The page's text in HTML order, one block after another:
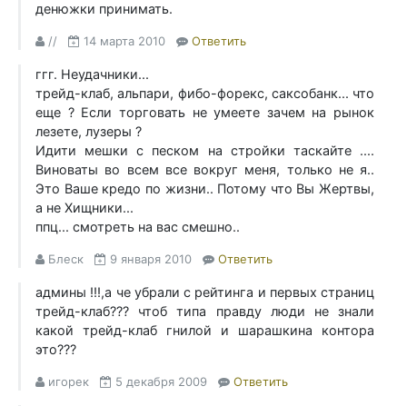
денюжки принимать.
// 14 марта 2010 Ответить
ггг. Неудачники...
трейд-клаб, альпари, фибо-форекс, саксобанк... что
еще ? Если торговать не умеете зачем на рынок
лезете, лузеры ?
Идити мешки с песком на стройки таскайте ....
Виноваты во всем все вокруг меня, только не я..
Это Ваше кредо по жизни.. Потому что Вы Жертвы,
а не Хищники...
ппц... смотреть на вас смешно..
Блеск 9 января 2010 Ответить
админы !!!,а че убрали с рейтинга и первых страниц
трейд-клаб??? чтоб типа правду люди не знали
какой трейд-клаб гнилой и шарашкина контора
это???
игорек 5 декабря 2009 Ответить